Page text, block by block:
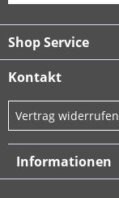
Shop Service
Kontakt
Vertrag widerrufen
Informationen